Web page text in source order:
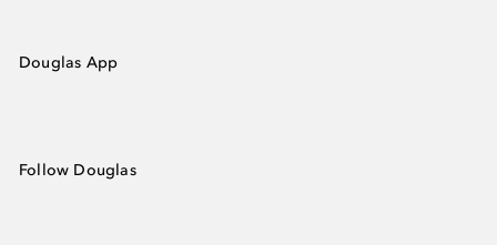
Douglas App
Follow Douglas